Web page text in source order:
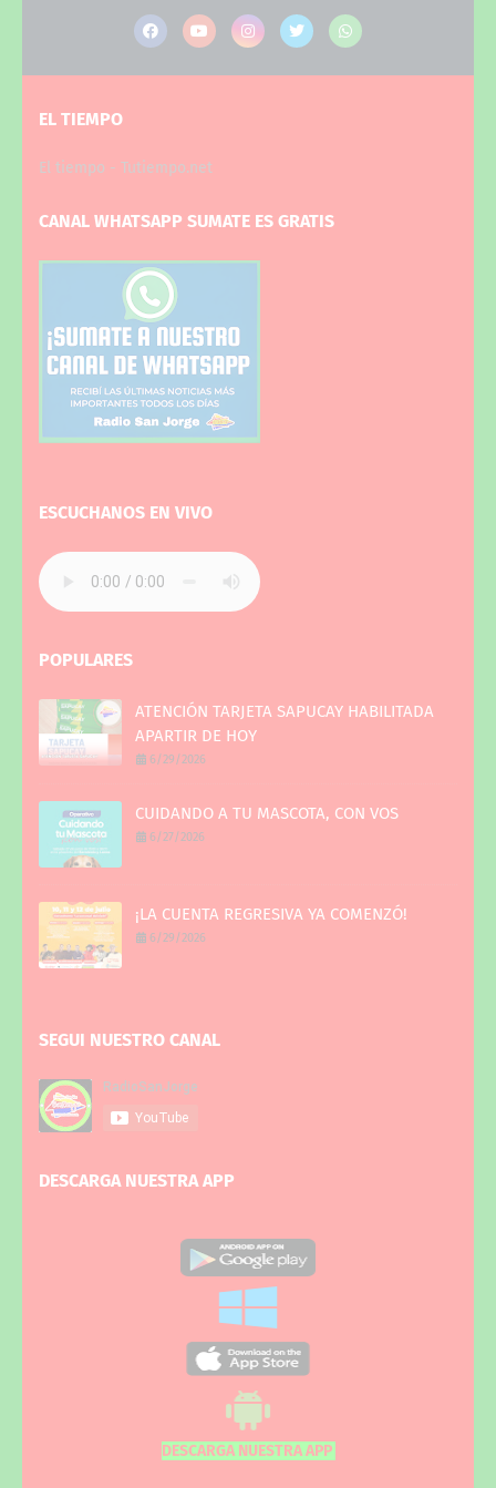
EL TIEMPO
El tiempo - Tutiempo.net
CANAL WHATSAPP SUMATE ES GRATIS
ESCUCHANOS EN VIVO
POPULARES
ATENCIÓN TARJETA SAPUCAY HABILITADA
APARTIR DE HOY
6/29/2026
CUIDANDO A TU MASCOTA, CON VOS
6/27/2026
¡LA CUENTA REGRESIVA YA COMENZÓ!
6/29/2026
SEGUI NUESTRO CANAL
DESCARGA NUESTRA APP
DESCARGA NUESTRA APP